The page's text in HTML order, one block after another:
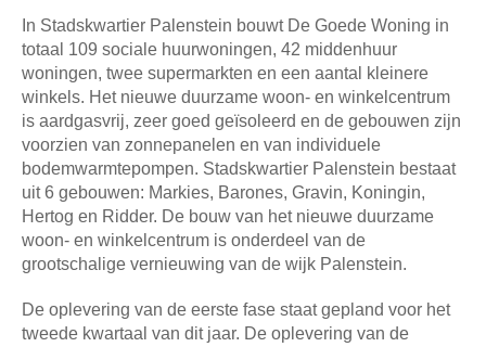
In Stadskwartier Palenstein bouwt De Goede Woning in
totaal 109 sociale huurwoningen, 42 middenhuur
woningen, twee supermarkten en een aantal kleinere
winkels. Het nieuwe duurzame woon- en winkelcentrum
is aardgasvrij, zeer goed geïsoleerd en de gebouwen zijn
voorzien van zonnepanelen en van individuele
bodemwarmtepompen. Stadskwartier Palenstein bestaat
uit 6 gebouwen: Markies, Barones, Gravin, Koningin,
Hertog en Ridder. De bouw van het nieuwe duurzame
woon- en winkelcentrum is onderdeel van de
grootschalige vernieuwing van de wijk Palenstein.
De oplevering van de eerste fase staat gepland voor het
tweede kwartaal van dit jaar. De oplevering van de